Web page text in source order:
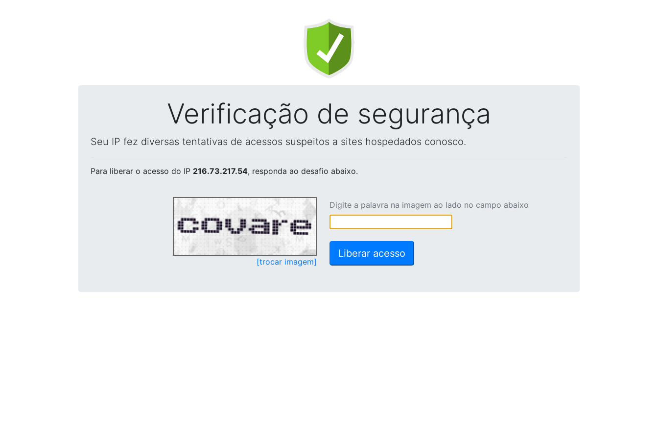
Verificação de segurança
Seu IP fez diversas tentativas de acessos suspeitos a sites hospedados conosco.
Para liberar o acesso do IP 216.73.217.54, responda ao desafio abaixo.
[trocar imagem]
Digite a palavra na imagem ao lado no campo abaixo